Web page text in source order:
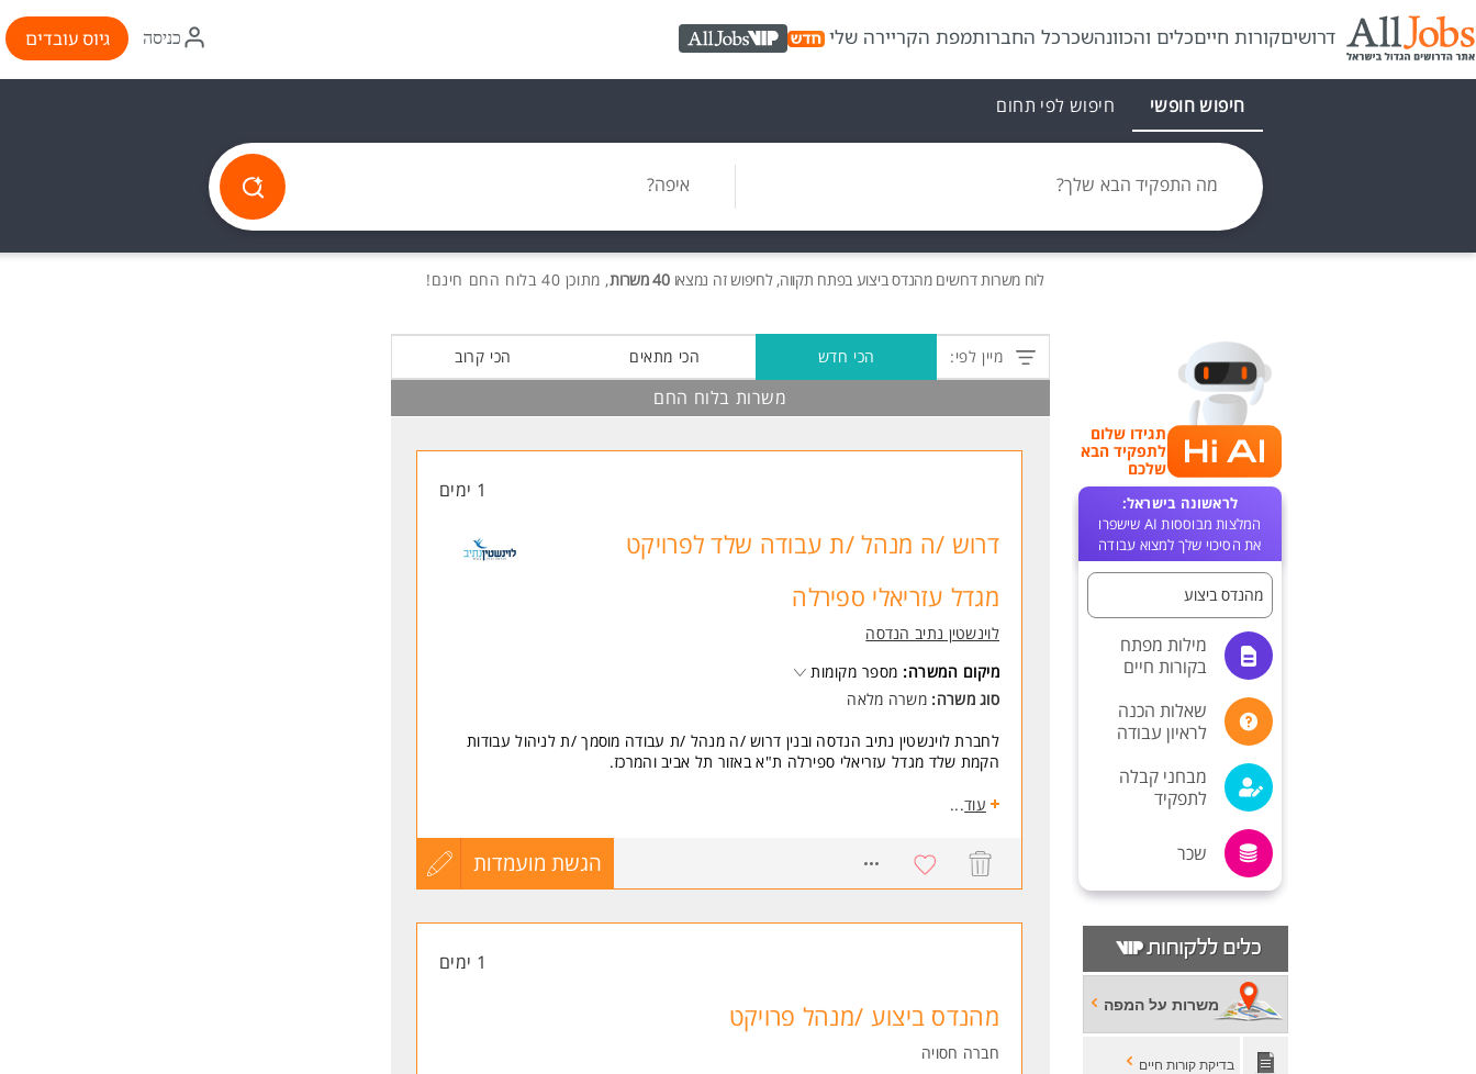
דרושיםקורות חייםכלים והכוונהשכרכל החברותמפת הקריירה שלי AllJobs VIP
איקון
התחברות
כניסה גיוס עובדים
חיפוש חופשי חיפוש לפי תחום
מה התפקיד הבא שלך? איפה?
לוח משרותדרושים מהנדס ביצוע בפתח תקווה, לחיפוש זה נמצאו40 משרות , מתוכן 40 בלוח החם חינם!
תגידו שלום
לתפקיד הבא
שלכם
לראשונה בישראל:
המלצות מבוססות AI שישפרו
את הסיכוי שלך למצוא עבודה
מהנדס ביצוע
מילות מפתח
בקורות חיים
שאלות הכנה
לראיון עבודה
מבחני קבלה
לתפקיד
שכר
משרות על המפה
בדיקת קורות חיים
מיין לפי: הכי חדש הכי מתאים הכי קרוב
משרות בלוח החם
1 ימים
דרוש /ה מנהל /ת עבודה שלד לפרויקט
מגדל עזריאלי ספירלה
לוינשטין נתיב הנדסה
מיקום המשרה: מספר מקומות
סוג משרה: משרה מלאה
לחברת לוינשטין נתיב הנדסה ובנין דרוש /ה מנהל /ת עבודה מוסמך /ת לניהול עבודות
הקמת שלד מגדל עזריאלי ספירלה ת"א באזור תל אביב והמרכז.
במסגרת התפקיד ניהול צוותים גדולים של קבלני משנה ועובדים בפרויקטים.מורכבים
דרישות:
* מנהל /ת עבודה מוסמך /ת - חובה.
* יכולת ניהול ועמידה בזמנים, יכולת עבודה בצוות ותפקוד תחת ריבוי משימות.
עוד...
הגשת מועמדות
עדכון
1 ימים
מהנדס ביצוע /מנהל פרויקט
חברה חסויה